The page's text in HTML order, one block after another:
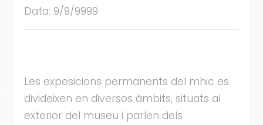
Data: 9/9/9999
Les exposicions permanents del mhic es
divideixen en diversos àmbits, situats al
exterior del museu i parlen dels